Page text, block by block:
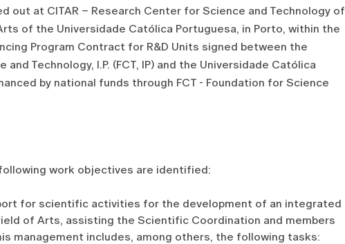
out at CITAR – Research Center for Science and Technology of
of the Universidade Católica Portuguesa, in Porto, within the
Program Contract for R&D Units signed between the
Technology, I.P. (FCT, IP) and the Universidade Católica
by national funds through FCT - Foundation for Science
work objectives are identified:
for scientific activities for the development of an integrated
of Arts, assisting the Scientific Coordination and members
management includes, among others, the following tasks: